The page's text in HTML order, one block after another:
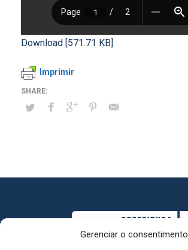
Gerenciar o consentimento
Download [571.71 KB]
Imprimir